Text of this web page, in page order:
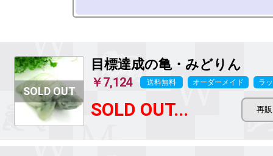
目標達成の亀・みどりん
￥7,124 送料無料 オーダーメイド ラ
SOLD OUT...